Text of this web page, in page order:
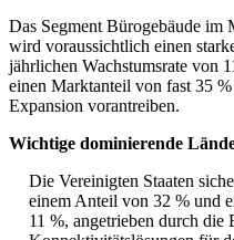
Das Segment Bürogebäude im
wird voraussichtlich einen
jährlichen Wachstumsrate von
einen Marktanteil von fast 35
Expansion vorantreiben.
Wichtige dominierende
Die Vereinigten Staaten
einem Anteil von 32 % und
11 %, angetrieben durch